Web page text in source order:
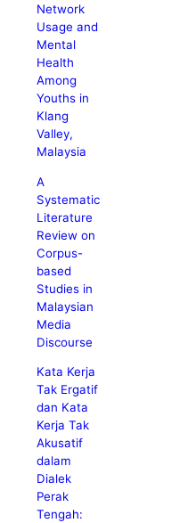
Network
Usage and
Mental
Health
Among
Youths in
Klang
Valley,
Malaysia
A
Systematic
Literature
Review on
Corpus-
based
Studies in
Malaysian
Media
Discourse
Kata Kerja
Tak Ergatif
dan Kata
Kerja Tak
Akusatif
dalam
Dialek
Perak
Tengah: